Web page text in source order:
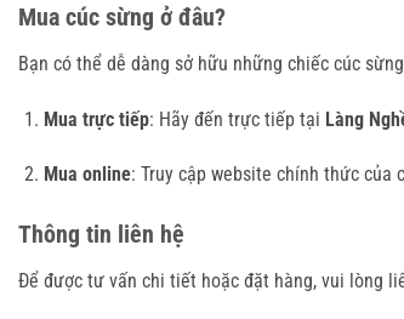
Mua cúc sừng ở đâu?
Bạn có thể dễ dàng sở hữu những chiếc cúc
Mua trực tiếp: Hãy đến trực tiếp tại Làng
Mua online: Truy cập website chính thức của
Thông tin liên hệ
Để được tư vấn chi tiết hoặc đặt hàng, vui lòng